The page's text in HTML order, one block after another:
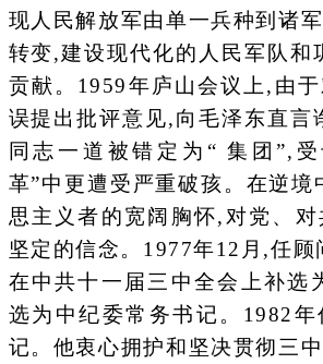
现人民解放军由单一兵种到诸
转变,建设现代化的人民军队和
贡献。1959年庐山会议上,由
误提出批评意见,向毛泽东直言
同志一道被错定为“ 集团”,
革”中更遭受严重破孩。在逆境
思主义者的宽阔胸怀,对党、
坚定的信念。1977年12月,任顾
在中共十一届三中全会上补选
选为中纪委常务书记。1982
记。他衷心拥护和坚决贯彻三